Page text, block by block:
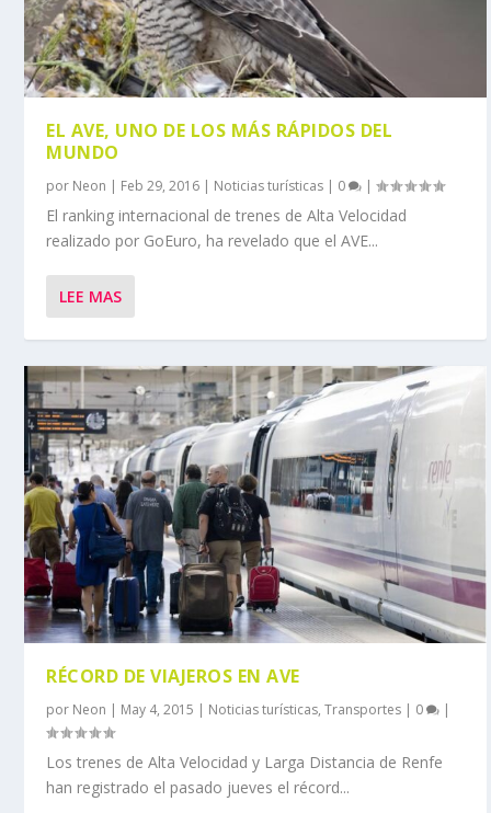
EL AVE, UNO DE LOS MÁS RÁPIDOS DEL
MUNDO
por Neon | Feb 29, 2016 | Noticias turísticas | 0 |
El ranking internacional de trenes de Alta Velocidad
realizado por GoEuro, ha revelado que el AVE...
LEE MAS
RÉCORD DE VIAJEROS EN AVE
por Neon | May 4, 2015 | Noticias turísticas,Transportes | 0 |
Los trenes de Alta Velocidad y Larga Distancia de Renfe
han registrado el pasado jueves el récord...